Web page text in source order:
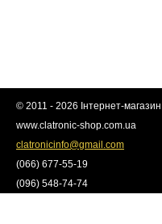
© 2011 - 2026 Інтернет-магазин
www.clatronic-shop.com.ua
clatronicinfo@gmail.com
(066) 677-55-19
(096) 548-74-74